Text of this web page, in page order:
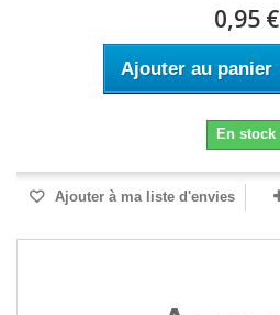
0,95 €
Ajouter au panier
En stock
Ajouter à ma liste d'envies